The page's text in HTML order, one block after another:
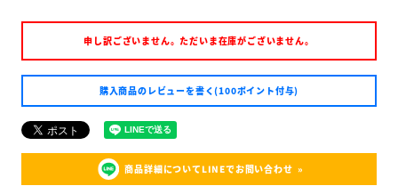
申し訳ございません。ただいま在庫がございません。
購入商品のレビューを書く(100ポイント付与)
商品詳細についてLINEでお問い合わせ